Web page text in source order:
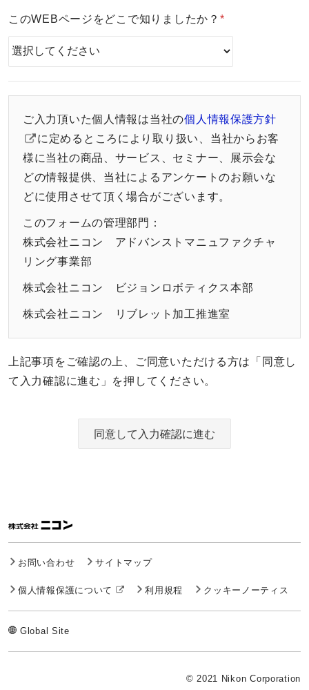
このWEBページをどこで知りましたか？ *
ご入力頂いた個人情報は当社の個人情報保護方針
に定めるところにより取り扱い、当社からお客
様に当社の商品、サービス、セミナー、展示会な
どの情報提供、当社によるアンケートのお願いな
どに使用させて頂く場合がございます。
このフォームの管理部門：
株式会社ニコン アドバンストマニュファクチャ
リング事業部
株式会社ニコン ビジョンロボティクス本部
株式会社ニコン リブレット加工推進室
上記事項をご確認の上、ご同意いただける方は「同意し
て入力確認に進む」を押してください。
同意して入力確認に進む
お問い合わせ サイトマップ
個人情報保護について 利用規程 クッキーノーティス
Global Site
© 2021 Nikon Corporation